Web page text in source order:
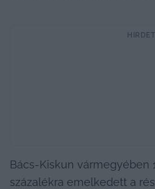
Bács-Kiskun vármegyében
százalékra emelkedett a